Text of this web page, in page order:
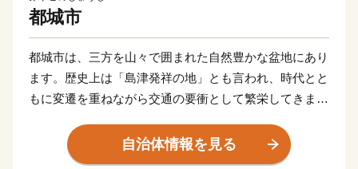
都城市
都城市は、三方を山々で囲まれた自然豊かな盆地にあり
ます。歴史上は「島津発祥の地」とも言われ、時代とと
もに変遷を重ねながら交通の要衝として繁栄してきまし
農業や農産加工業が盛んで、肉用牛、豚、鶏を合わせた
畜産農業産出額が日本一を誇る畜産のまちです。当市の
自治体情報を見る